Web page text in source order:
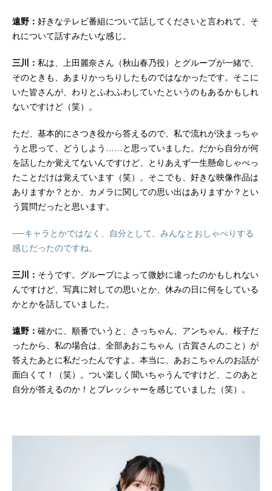
遠野： 好きなテレビ番組について話してくださいと言われて、そ
れについて話すみたいな感じ。
三川： 私は、上田麗奈さん（秋山春乃役）とグループが一緒で、
そのときも、あまりかっちりしたものではなかったです。そこに
いた皆さんが、わりとふわふわしていたというのもあるかもしれ
ないですけど（笑）。
ただ、基本的にさつき役から答えるので、私で流れが決まっちゃ
うと思って、どうしよう……と思っていました。だから自分が何
を話したか覚えてないんですけど、とりあえず一生懸命しゃべっ
たことだけは覚えています（笑）。そこでも、好きな映像作品は
ありますか？とか、カメラに関しての思い出はありますか？とい
う質問だったと思います。
──キャラとかではなく、自分として、みんなとおしゃべりする
感じだったのですね。
三川： そうです。グループによって微妙に違ったのかもしれない
んですけど、写真に対しての思いとか、休みの日に何をしている
かとかを話していました。
遠野： 確かに、順番でいうと、さっちゃん、アンちゃん、桜子だ
ったから、私の場合は、全部あおこちゃん（古賀さんのこと）が
答えたあとに私だったんですよ。本当に、あおこちゃんのお話が
面白くて！（笑）。つい楽しく聞いちゃうんですけど、このあと
自分が答えるのか！とプレッシャーを感じていました（笑）。